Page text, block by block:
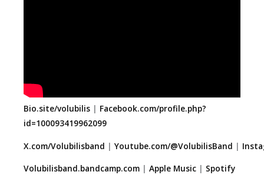
Bio.site/volubilis | Facebook.com/profile.php?
id=100093419962099
X.com/Volubilisband | Youtube.com/@VolubilisBand |
Volubilisband.bandcamp.com | Apple Music | Spotify